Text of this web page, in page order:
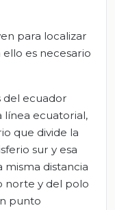
para localizar
es necesario
del ecuador
línea ecuatorial,
que divide la
sur y esa
misma distancia
norte y del polo
punto